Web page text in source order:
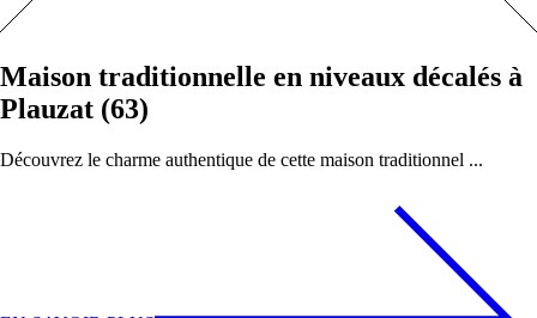
Maison traditionnelle en niveaux décalés à
Plauzat (63)
Découvrez le charme authentique de cette maison traditionnel ...